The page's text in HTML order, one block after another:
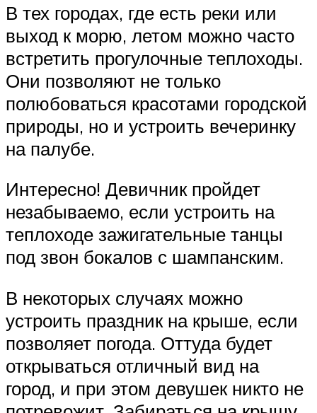
В тех городах, где есть реки или
выход к морю, летом можно часто
встретить прогулочные теплоходы.
Они позволяют не только
полюбоваться красотами городской
природы, но и устроить вечеринку
на палубе.
Интересно! Девичник пройдет
незабываемо, если устроить на
теплоходе зажигательные танцы
под звон бокалов с шампанским.
В некоторых случаях можно
устроить праздник на крыше, если
позволяет погода. Оттуда будет
открываться отличный вид на
город, и при этом девушек никто не